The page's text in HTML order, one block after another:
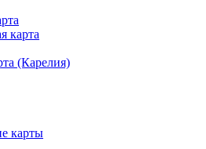
карта
(Карелия)
карты